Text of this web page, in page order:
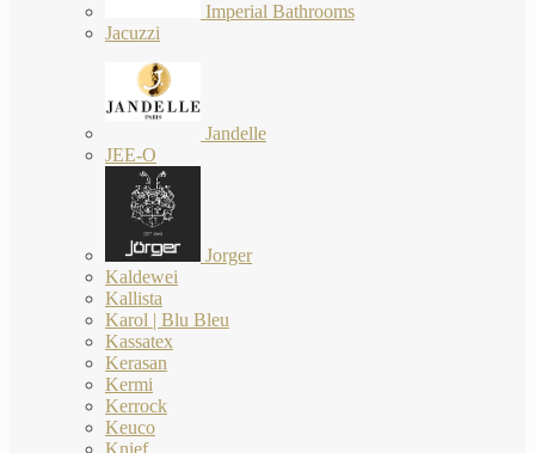
Imperial Bathrooms
Jacuzzi
Jandelle
JEE-O
Jorger
Kaldewei
Kallista
Karol | Blu Bleu
Kassatex
Kerasan
Kermi
Kerrock
Keuco